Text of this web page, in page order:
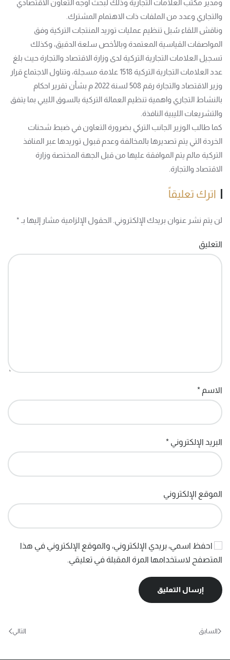
ومدير مكتب العلامات التجارية وذلك لبحث أوجه التعاون الاقتصادي
والتجاري وعدد من الملفات ذات الاهتمام المشترك.
وناقش اللقاء سُبل تنظيم عمليات توريد المنتجات التركية وفق
المواصفات القياسية المعتمدة وبالأخص سلعة الدقيق، وكذلك
تسجيل العلامات التجارية التركية لدى وزارة الاقتصاد والتجارة حيث بلغ
عدد العلامات التجارية التركية 1518 علامة مسجلة، وتناول الاجتماع قرار
وزير الاقتصاد والتجارة رقم 508 لسنة 2022 م بشأن تقرير احكام
بالنشاط التجاري واهمية تنظيم العمالة التركية بالسوق الليبي بما يتفق
والتشريعات الليبية النافذة.
كما طالب الوزير الجانب التركي بضرورة التعاون في ضبط شحنات
الخردة التي يتم تصديرها بالمخالفة وعدم قبول توريدها عبر المنافذ
التركية مالم يتم الموافقة عليها من قبل الجهة المختصة وزارة
الاقتصاد والتجارة.
اترك تعليقاً
لن يتم نشر عنوان بريدك الإلكتروني. الحقول الإلزامية مشار إليها بـ *
التعليق
الاسم *
البريد الإلكتروني *
الموقع الإلكتروني
احفظ اسمي، بريدي الإلكتروني، والموقع الإلكتروني في هذا
المتصفح لاستخدامها المرة المقبلة في تعليقي.
إرسال التعليق
السابق التالي